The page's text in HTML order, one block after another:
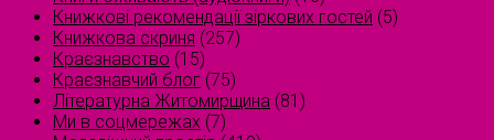
Книжкові рекомендації зіркових гостей (5)
Книжкова скриня (257)
Краєзнавство (15)
Краєзнавчий блог (75)
Літературна Житомирщина (81)
Ми в соцмережах (7)